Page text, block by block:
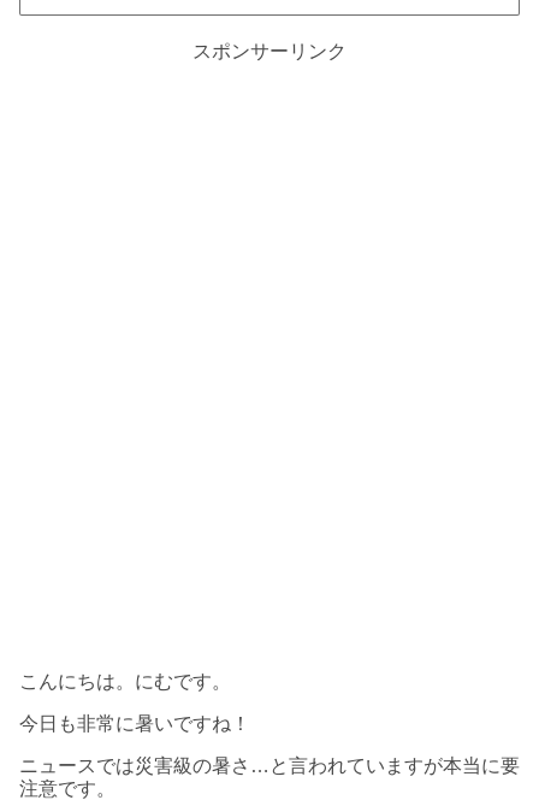
スポンサーリンク
こんにちは。にむです。
今日も非常に暑いですね！
ニュースでは災害級の暑さ…と言われていますが本当に要
注意です。